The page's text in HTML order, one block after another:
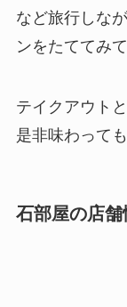
など旅行しな
ンをたててみ
テイクアウト
是非味わって
石部屋の店舗